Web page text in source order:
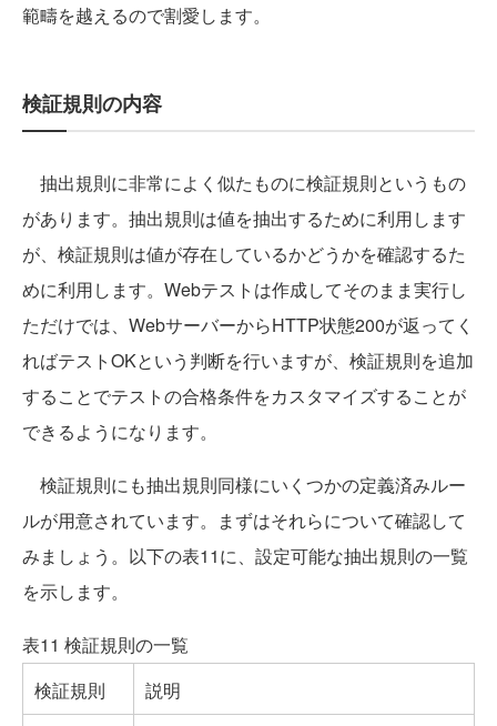
範疇を越えるので割愛します。
検証規則の内容
抽出規則に非常によく似たものに検証規則というもの
があります。抽出規則は値を抽出するために利用します
が、検証規則は値が存在しているかどうかを確認するた
めに利用します。Webテストは作成してそのまま実行し
ただけでは、WebサーバーからHTTP状態200が返ってく
ればテストOKという判断を行いますが、検証規則を追加
することでテストの合格条件をカスタマイズすることが
できるようになります。
検証規則にも抽出規則同様にいくつかの定義済みルー
ルが用意されています。まずはそれらについて確認して
みましょう。以下の表11に、設定可能な抽出規則の一覧
を示します。
表11 検証規則の一覧
検証規則
説明